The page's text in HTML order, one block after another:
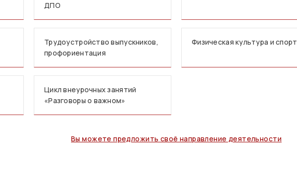
ДПО
Трудоустройство выпускников,
профориентация
Физическая культура и спорт
Цикл внеурочных занятий
«Разговоры о важном»
Вы можете предложить своё направление деятельности